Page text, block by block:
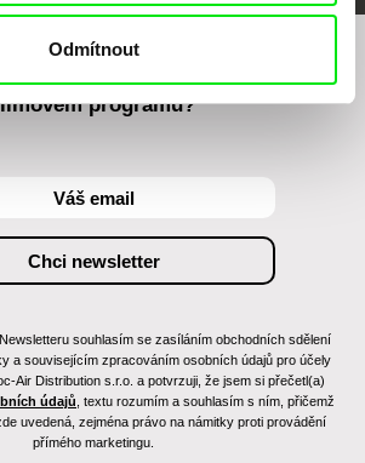
Odmítnout
informováni o našem
programu?
souhlasím se zasíláním obchodních sdělení
a souvisejícím zpracováním osobních údajů pro účely
Air Distribution s.r.o. a potvrzuji, že jsem si přečetl(a)
údajů , textu rozumím a souhlasím s ním, přičemž
uvedená, zejména právo na námitky proti provádění
přímého marketingu.